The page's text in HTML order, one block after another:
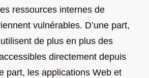
ressources internes de
vulnérables. D’une part,
de plus en plus des
directement depuis
part, les applications Web et